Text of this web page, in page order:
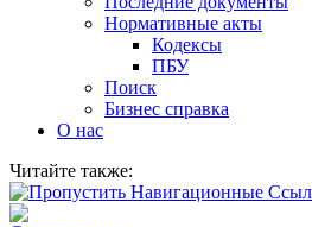
Нормативные акты
Кодексы
ПБУ
Поиск
Бизнес справка
О нас
Читайте также: